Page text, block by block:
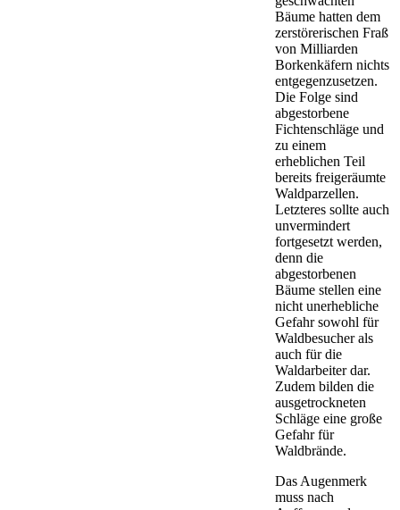
Bäume hatten dem
zerstörerischen Fraß
von Milliarden
Borkenkäfern nichts
entgegenzusetzen.
Die Folge sind
abgestorbene
Fichtenschläge und
zu einem
erheblichen Teil
bereits freigeräumte
Waldparzellen.
Letzteres sollte auch
unvermindert
fortgesetzt werden,
denn die
abgestorbenen
Bäume stellen eine
nicht unerhebliche
Gefahr sowohl für
Waldbesucher als
auch für die
Waldarbeiter dar.
Zudem bilden die
ausgetrockneten
Schläge eine große
Gefahr für
Waldbrände.
Das Augenmerk
muss nach